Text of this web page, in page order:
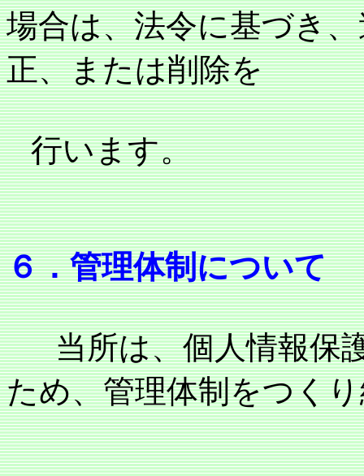
場合は、法令に基づき
正、または削除を
行います。
６．管理体制について
当所は、個人情報保護
ため、管理体制をつく